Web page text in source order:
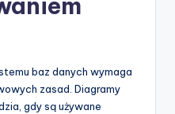
baz danych wymaga
zasad. Diagramy
gdy są używane